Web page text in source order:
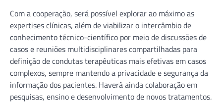
Com a cooperação, será possível explorar ao máximo as
expertises clínicas, além de viabilizar o intercâmbio de
conhecimento técnico-científico por meio de discussões de
casos e reuniões multidisciplinares compartilhadas para
definição de condutas terapêuticas mais efetivas em casos
complexos, sempre mantendo a privacidade e segurança da
informação dos pacientes. Haverá ainda colaboração em
pesquisas, ensino e desenvolvimento de novos tratamentos.